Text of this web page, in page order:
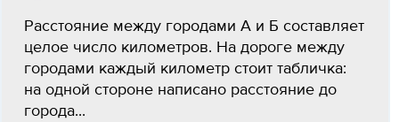
Расстояние между городами А и Б составляет
целое число километров. На дороге между
городами каждый километр стоит табличка:
на одной стороне написано расстояние до
города...